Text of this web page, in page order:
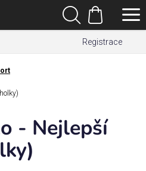
Registrace
Hledat
Nákupní
košík
- Nejlepší